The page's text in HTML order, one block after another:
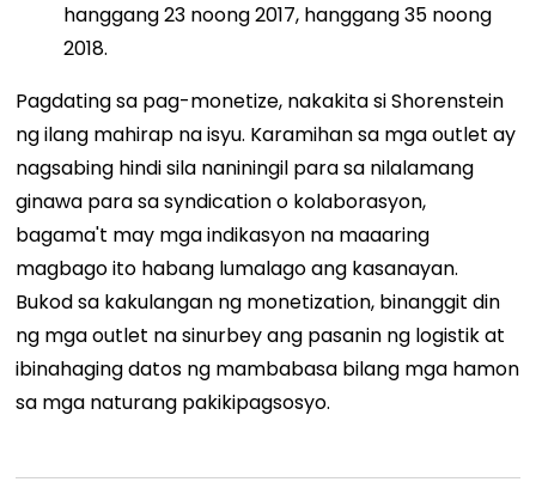
hanggang 23 noong 2017, hanggang 35 noong
2018.
Pagdating sa pag-monetize, nakakita si Shorenstein
ng ilang mahirap na isyu. Karamihan sa mga outlet ay
nagsabing hindi sila naniningil para sa nilalamang
ginawa para sa syndication o kolaborasyon,
bagama't may mga indikasyon na maaaring
magbago ito habang lumalago ang kasanayan.
Bukod sa kakulangan ng monetization, binanggit din
ng mga outlet na sinurbey ang pasanin ng logistik at
ibinahaging datos ng mambabasa bilang mga hamon
sa mga naturang pakikipagsosyo.